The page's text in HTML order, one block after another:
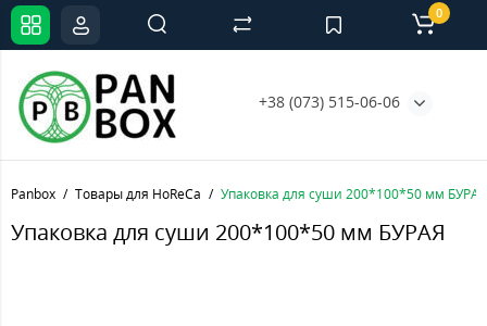
+38 (073) 515-06-06
0
Panbox Товары для HoReCa Упаковка для суши 200*100*50 мм
Упаковка для суши 200*100*50 мм БУРАЯ